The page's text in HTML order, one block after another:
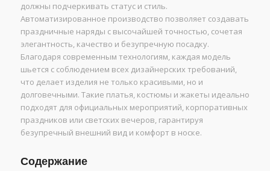
должны подчеркивать статус и стиль.
Автоматизированное производство позволяет создавать
праздничные наряды с высочайшей точностью, сочетая
элегантность, качество и безупречную посадку.
Благодаря современным технологиям, каждая модель
шьется с соблюдением всех дизайнерских требований,
что делает изделия не только красивыми, но и
долговечными. Такие платья, костюмы и жакеты идеально
подходят для официальных мероприятий, корпоративных
праздников или светских вечеров, гарантируя
безупречный внешний вид и комфорт в носке.
Содержание